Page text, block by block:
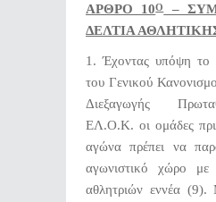
ΑΡΘΡΟ 10Ο–
ΔΕΛΤΙΑ
1. Έχοντας υπόψη
του Γενικού
Διεξαγωγής
ΕΛ.Ο.Κ. οι ομάδες
αγώνα πρέπει να
αγωνιστικό χώρο με
αθλητριών εννέα (9).